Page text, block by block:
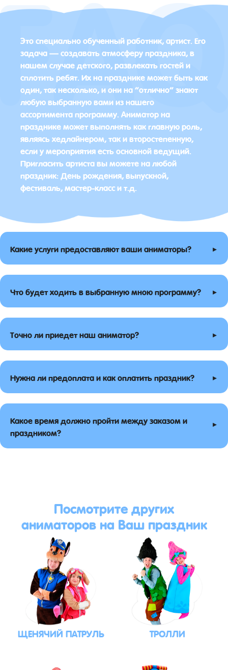
Это специально обученный работник, артист. Его
задача — создавать атмосферу праздника, в
нашем случае детского, развлекать гостей и
сплотить ребят. Их на празднике может быть как
один, так несколько, и они на “отлично” знают
любую выбранную вами из нашего
ассортимента программу. Аниматор на
празднике может выполнять как главную роль,
являясь хедлайнером, так и второстепенную,
если у мероприятия есть основной ведущий.
Пригласить артиста вы можете на любой
праздник: День рождения, выпускной,
фестиваль, мастер-класс и т.д.
Какие услуги предоставляют ваши аниматоры? ▸
Что будет ходить в выбранную мною программу? ▸
Точно ли приедет наш аниматор? ▸
Нужна ли предоплата и как оплатить праздник? ▸
Какое время должно пройти между заказом и
праздником?
▸
Посмотрите других
аниматоров на Ваш праздник
ЩЕНЯЧИЙ ПАТРУЛЬ ТРОЛЛИ